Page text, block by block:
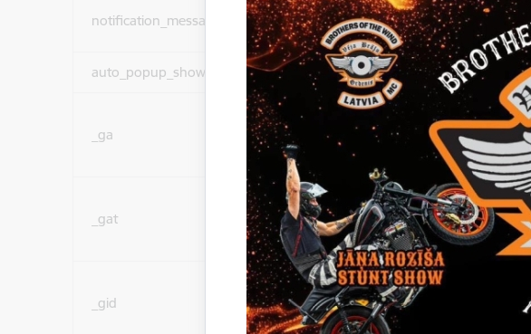
notification_messages Nepieciešams
auto_popup_showed Nepieciešams
_ga
Statistikas sīkdatnes (nepieciešamas,
lai uzlabotu vietnes darbību un
pakalpojumus)
_gat
Statistikas sīkdatnes (nepieciešamas,
lai uzlabotu vietnes darbību un
pakalpojumus)
_gid
Statistikas sīkdatnes (nepieciešamas,
lai uzlabotu vietnes darbību un
pakalpojumus)